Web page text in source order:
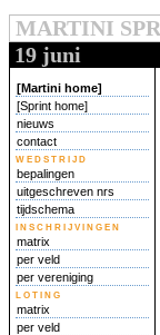
MARTINI
19 juni
[Martini home]
[Sprint home]
nieuws
contact
wedstrijd
bepalingen
uitgeschreven nrs
tijdschema
inschrijvingen
matrix
per veld
per vereniging
loting
matrix
per veld